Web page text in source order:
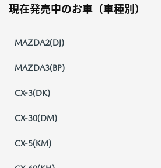
現在発売中のお車（車種別）
MAZDA2(DJ)
MAZDA3(BP)
CX-3(DK)
CX-30(DM)
CX-5(KM)